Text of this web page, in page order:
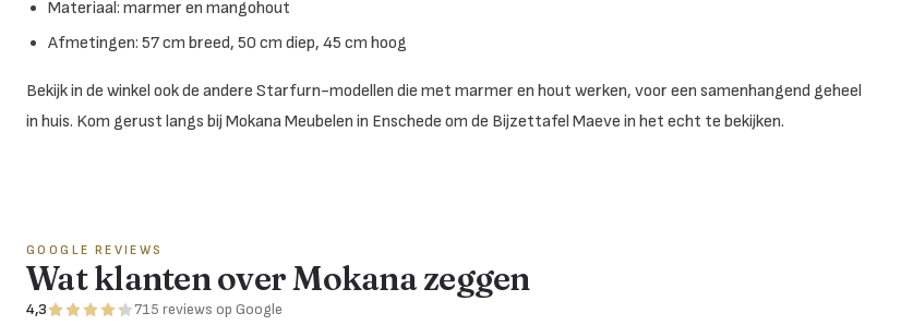
Materiaal: marmer en mangohout
Afmetingen: 57 cm breed, 50 cm diep, 45 cm hoog
Bekijk in de winkel ook de andere Starfurn-modellen die met marmer en hout werken, voor een samenhangend geheel
in huis. Kom gerust langs bij Mokana Meubelen in Enschede om de Bijzettafel Maeve in het echt te bekijken.
GOOGLE REVIEWS
Wat klanten over Mokana zeggen
4,3 715 reviews op Google